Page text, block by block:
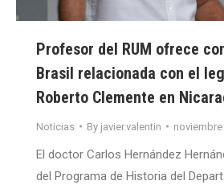
Profesor del RUM ofrece
Brasil relacionada con el
Roberto Clemente en
Noticias By javier.valentin noviembre
El doctor Carlos Hernández
del Programa de Historia del